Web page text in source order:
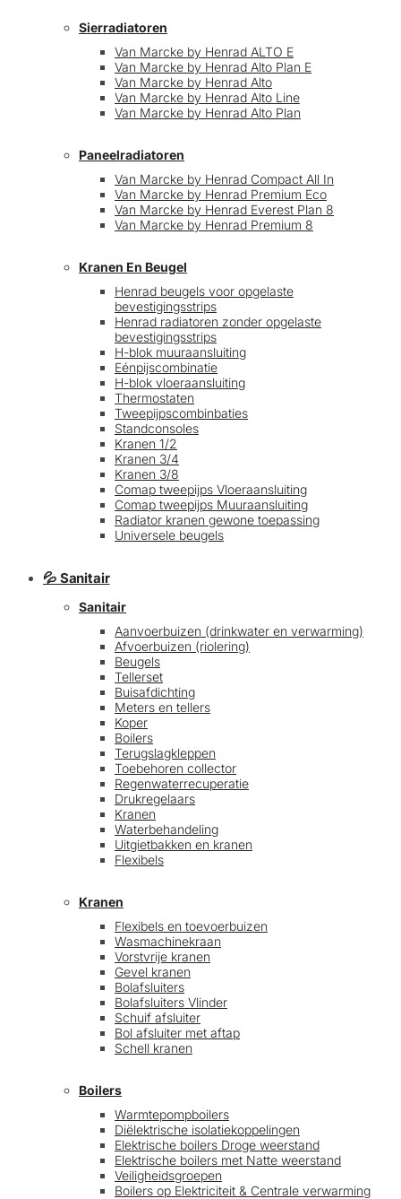
Sierradiatoren
Van Marcke by Henrad ALTO E
Van Marcke by Henrad Alto Plan E
Van Marcke by Henrad Alto
Van Marcke by Henrad Alto Line
Van Marcke by Henrad Alto Plan
Paneelradiatoren
Van Marcke by Henrad Compact All In
Van Marcke by Henrad Premium Eco
Van Marcke by Henrad Everest Plan 8
Van Marcke by Henrad Premium 8
Kranen En Beugel
Henrad beugels voor opgelaste
bevestigingsstrips
Henrad radiatoren zonder opgelaste
bevestigingsstrips
H-blok muuraansluiting
Eénpijscombinatie
H-blok vloeraansluiting
Thermostaten
Tweepijpscombinbaties
Standconsoles
Kranen 1/2
Kranen 3/4
Kranen 3/8
Comap tweepijps Vloeraansluiting
Comap tweepijps Muuraansluiting
Radiator kranen gewone toepassing
Universele beugels
💦 Sanitair
Sanitair
Aanvoerbuizen (drinkwater en verwarming)
Afvoerbuizen (riolering)
Beugels
Tellerset
Buisafdichting
Meters en tellers
Koper
Boilers
Terugslagkleppen
Toebehoren collector
Regenwaterrecuperatie
Drukregelaars
Kranen
Waterbehandeling
Uitgietbakken en kranen
Flexibels
Kranen
Flexibels en toevoerbuizen
Wasmachinekraan
Vorstvrije kranen
Gevel kranen
Bolafsluiters
Bolafsluiters Vlinder
Schuif afsluiter
Bol afsluiter met aftap
Schell kranen
Boilers
Warmtepompboilers
Diëlektrische isolatiekoppelingen
Elektrische boilers Droge weerstand
Elektrische boilers met Natte weerstand
Veiligheidsgroepen
Boilers op Elektriciteit & Centrale verwarming